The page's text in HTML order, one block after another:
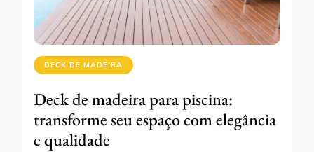
DECK DE MADEIRA
Deck de madeira para piscina:
transforme seu espaço com elegância
e qualidade